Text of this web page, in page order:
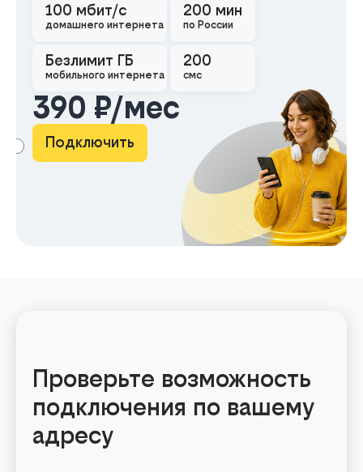
100 мбит/с
домашнего интернета
Безлимит ГБ
мобильного интернета
200 мин
по России
200
смс
390 ₽/мес
Подключить
Проверьте возможность
подключения по вашему
адресу